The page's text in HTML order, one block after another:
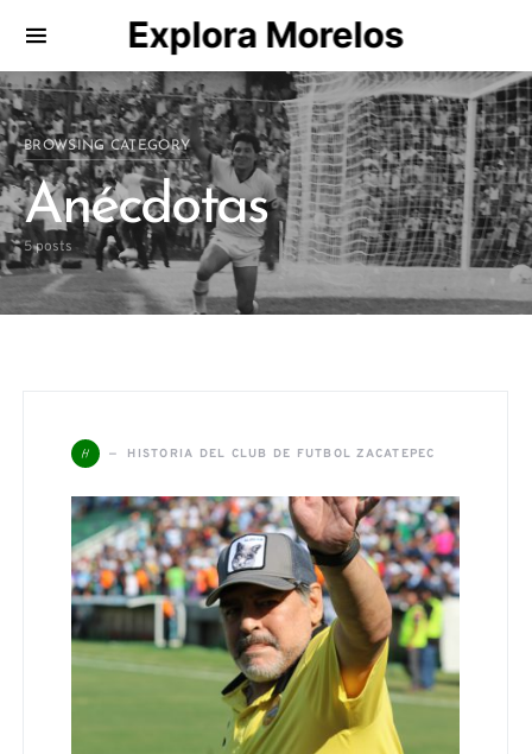
Explora Morelos
Search for:
BROWSING CATEGORY
Anécdotas
5 posts
H HISTORIA DEL CLUB DE FUTBOL ZACATEPEC